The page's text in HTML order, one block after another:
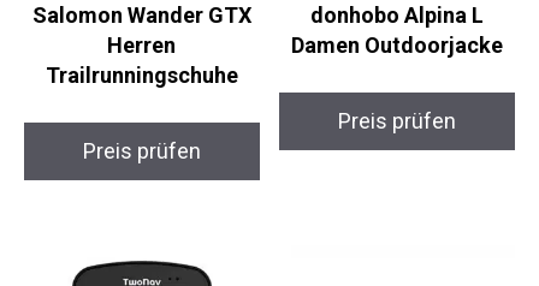
Salomon Wander GTX
Herren
Trailrunningschuhe
Preis prüfen
donhobo Alpina L
Damen Outdoorjacke
Preis prüfen